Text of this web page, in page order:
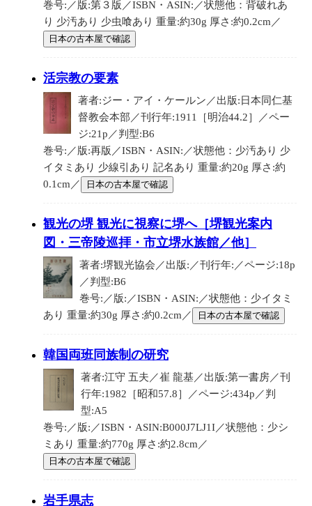
巻号:／版:第３版／ISBN・ASIN:／状態他：背破れあ
り 少汚あり 少虫喰あり 重量:約30g 厚さ:約0.2cm／
日本の古本屋で確認
活宗教の要素
著者:ジー・アイ・ケールン／出版:日本同仁基
督教会本部／刊行年:1911［明治44.2］／ペー
ジ:21p／判型:B6
巻号:／版:再版／ISBN・ASIN:／状態他：少汚あり 少
イタミあり 少線引あり 記名あり 重量:約20g 厚さ:約
0.1cm／
日本の古本屋で確認
観光の堺 観光に視察に堺へ［堺観光案内
図・三帝陵巡拝・市立堺水族館／他］
著者:堺観光協会／出版:／刊行年:／ページ:18p
／判型:B6
巻号:／版:／ISBN・ASIN:／状態他：少イタミ
あり 重量:約30g 厚さ:約0.2cm／
日本の古本屋で確認
韓国両班同族制の研究
著者:江守 五夫／崔 龍基／出版:第一書房／刊
行年:1982［昭和57.8］／ページ:434p／判
型:A5
巻号:／版:／ISBN・ASIN:B000J7LJ1I／状態他：少シ
ミあり 重量:約770g 厚さ:約2.8cm／
日本の古本屋で確認
岩手県志